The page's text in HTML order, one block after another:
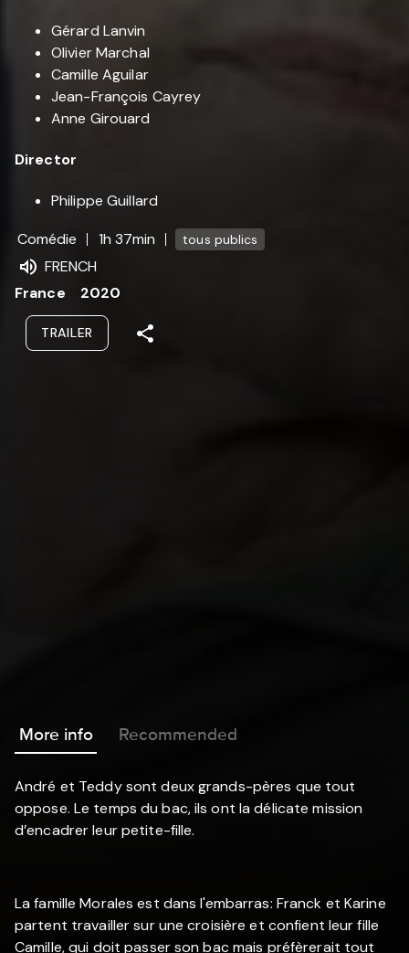
Gérard Lanvin
Olivier Marchal
Camille Aguilar
Jean-François Cayrey
Anne Girouard
Director
Philippe Guillard
Comédie
1h 37min tous publics
FRENCH
France
2020
TRAILER
More info Recommended
André et Teddy sont deux grands-pères que tout
oppose. Le temps du bac, ils ont la délicate mission
d’encadrer leur petite-fille.
La famille Morales est dans l'embarras: Franck et Karine
partent travailler sur une croisière et confient leur fille
Camille, qui doit passer son bac mais préfèrerait tout